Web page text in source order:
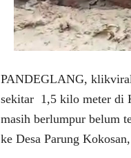
PANDEGLANG,
sekitar 1,5 kilo meter di
masih berlumpur belum
ke Desa Parung